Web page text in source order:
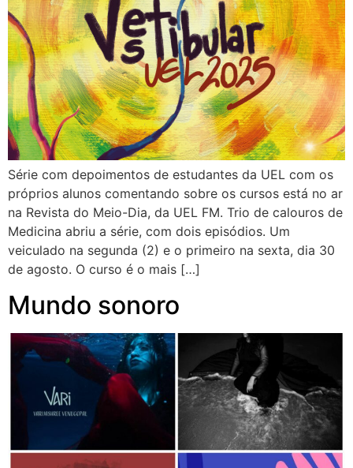
Série com depoimentos de estudantes da UEL com os
próprios alunos comentando sobre os cursos está no ar
na Revista do Meio-Dia, da UEL FM. Trio de calouros de
Medicina abriu a série, com dois episódios. Um
veiculado na segunda (2) e o primeiro na sexta, dia 30
de agosto. O curso é o mais […]
Mundo sonoro